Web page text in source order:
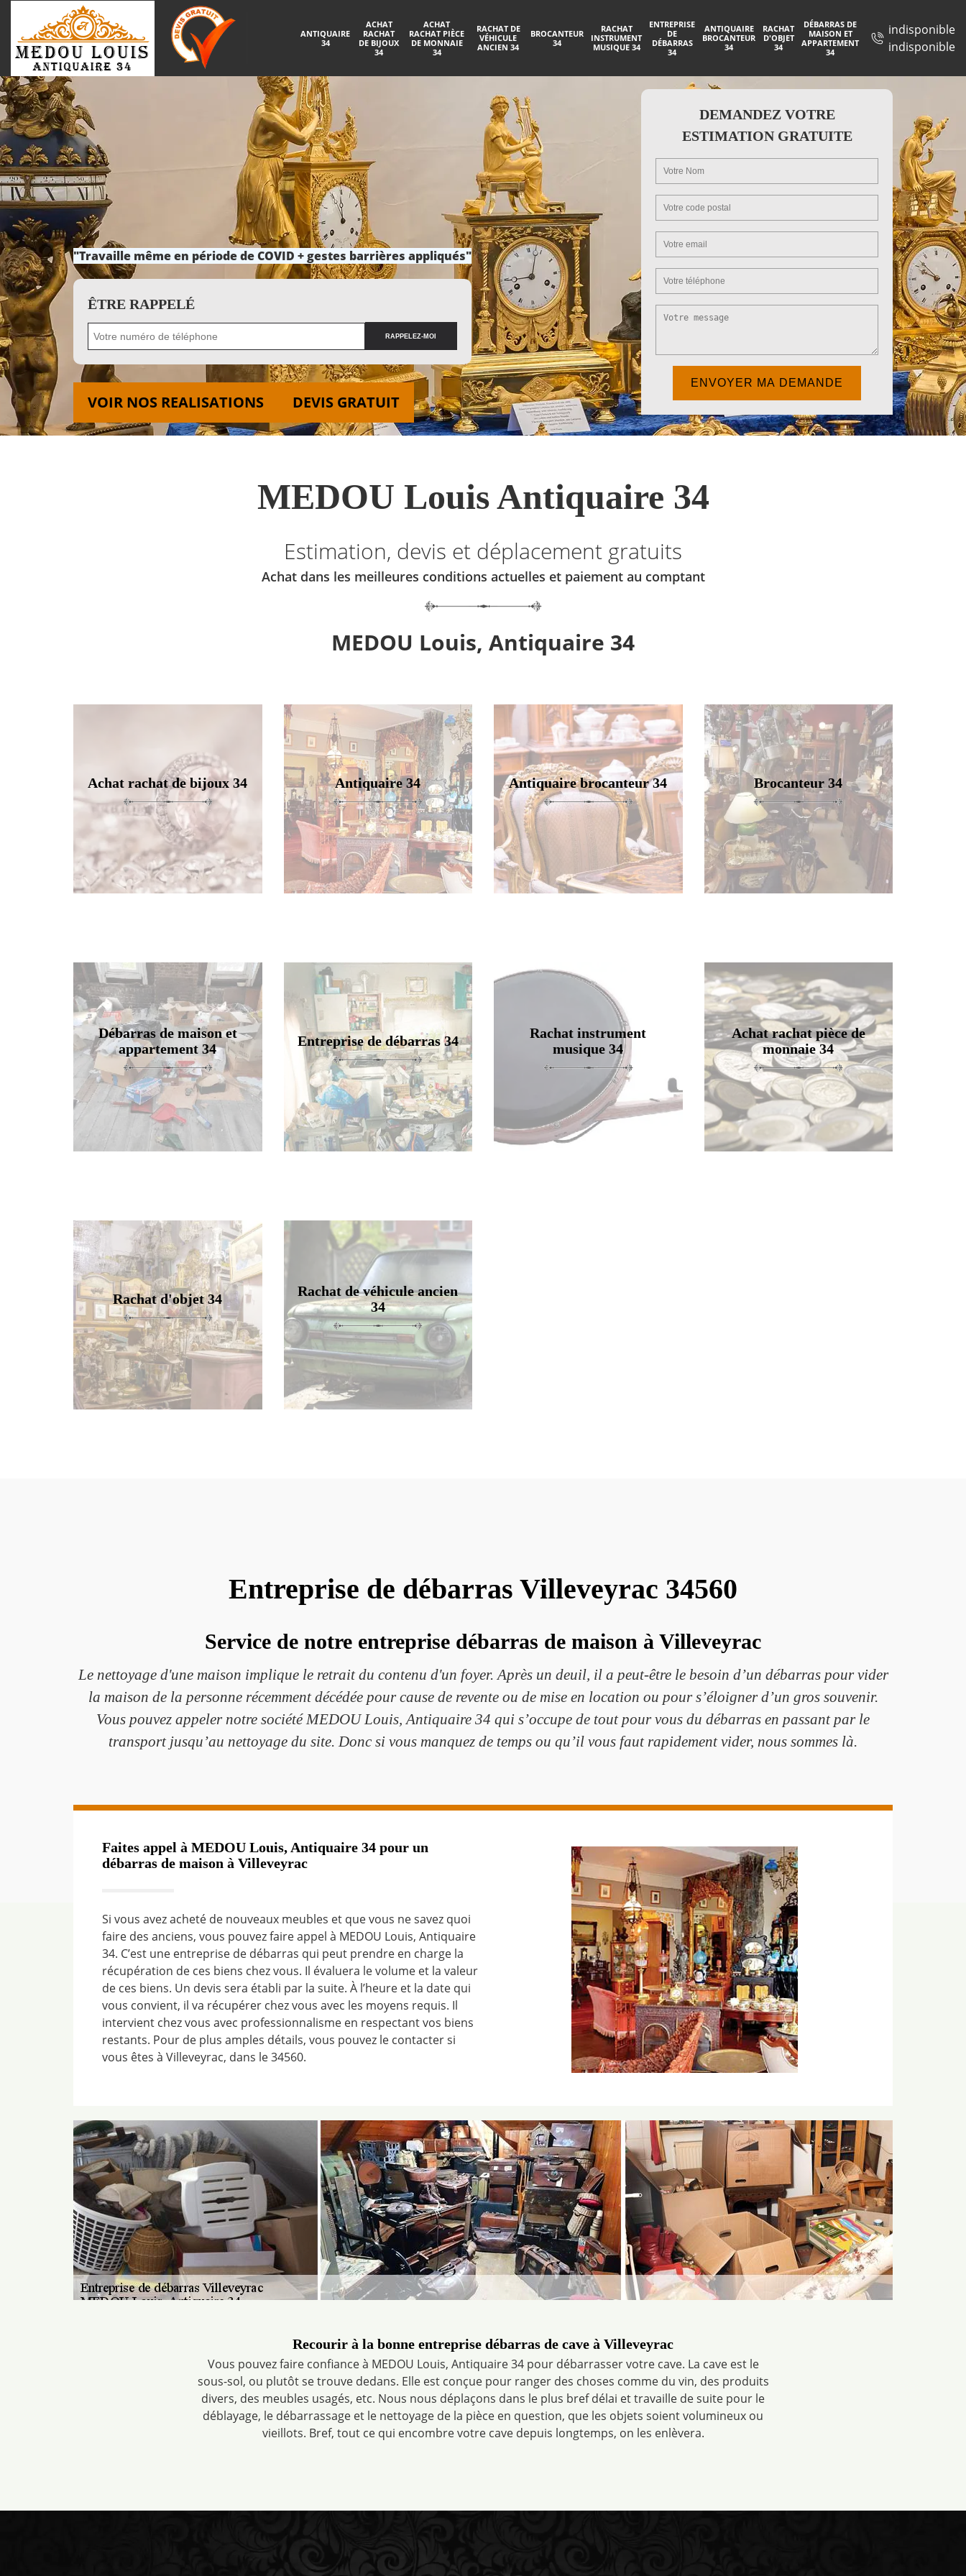
ANTIQUAIRE
34
ACHAT
RACHAT
DE BIJOUX
34
ACHAT
RACHAT PIÈCE
DE MONNAIE
34
RACHAT DE
VÉHICULE
ANCIEN 34
BROCANTEUR
34
RACHAT
INSTRUMENT
MUSIQUE 34
ENTREPRISE
DE
DÉBARRAS
34
ANTIQUAIRE
BROCANTEUR
34
RACHAT
D'OBJET
34
DÉBARRAS DE
MAISON ET
APPARTEMENT
34
indisponible
indisponible
"Travaille même en période de COVID + gestes barrières appliqués"
ÊTRE RAPPELÉ
VOIR NOS REALISATIONS DEVIS GRATUIT
DEMANDEZ VOTRE
ESTIMATION GRATUITE
MEDOU Louis Antiquaire 34
Estimation, devis et déplacement gratuits
Achat dans les meilleures conditions actuelles et paiement au comptant
MEDOU Louis, Antiquaire 34
Achat rachat de bijoux 34 Antiquaire 34 Antiquaire brocanteur 34 Brocanteur 34
Débarras de maison et
appartement 34
Entreprise de débarras 34
Rachat instrument
musique 34
Achat rachat pièce de
monnaie 34
Rachat d'objet 34
Rachat de véhicule ancien
34
Entreprise de débarras Villeveyrac 34560
Service de notre entreprise débarras de maison à Villeveyrac
Le nettoyage d'une maison implique le retrait du contenu d'un foyer. Après un deuil, il a peut-être le besoin d’un débarras pour vider
la maison de la personne récemment décédée pour cause de revente ou de mise en location ou pour s’éloigner d’un gros souvenir.
Vous pouvez appeler notre société MEDOU Louis, Antiquaire 34 qui s’occupe de tout pour vous du débarras en passant par le
transport jusqu’au nettoyage du site. Donc si vous manquez de temps ou qu’il vous faut rapidement vider, nous sommes là.
Faites appel à MEDOU Louis, Antiquaire 34 pour un
débarras de maison à Villeveyrac
Si vous avez acheté de nouveaux meubles et que vous ne savez quoi
faire des anciens, vous pouvez faire appel à MEDOU Louis, Antiquaire
34. C’est une entreprise de débarras qui peut prendre en charge la
récupération de ces biens chez vous. Il évaluera le volume et la valeur
de ces biens. Un devis sera établi par la suite. À l’heure et la date qui
vous convient, il va récupérer chez vous avec les moyens requis. Il
intervient chez vous avec professionnalisme en respectant vos biens
restants. Pour de plus amples détails, vous pouvez le contacter si
vous êtes à Villeveyrac, dans le 34560.
Recourir à la bonne entreprise débarras de cave à Villeveyrac
Vous pouvez faire confiance à MEDOU Louis, Antiquaire 34 pour débarrasser votre cave. La cave est le
sous-sol, ou plutôt se trouve dedans. Elle est conçue pour ranger des choses comme du vin, des produits
divers, des meubles usagés, etc. Nous nous déplaçons dans le plus bref délai et travaille de suite pour le
déblayage, le débarrassage et le nettoyage de la pièce en question, que les objets soient volumineux ou
vieillots. Bref, tout ce qui encombre votre cave depuis longtemps, on les enlèvera.